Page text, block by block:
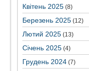
Квітень 2025(8)
Березень 2025(12)
Лютий 2025(13)
Січень 2025(4)
Грудень 2024(7)